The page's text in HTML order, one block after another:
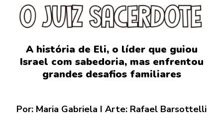
A história de Eli, o líder que guiou
Israel com sabedoria, mas enfrentou
grandes desafios familiares
Por: Maria Gabriela I Arte: Rafael Barsottelli